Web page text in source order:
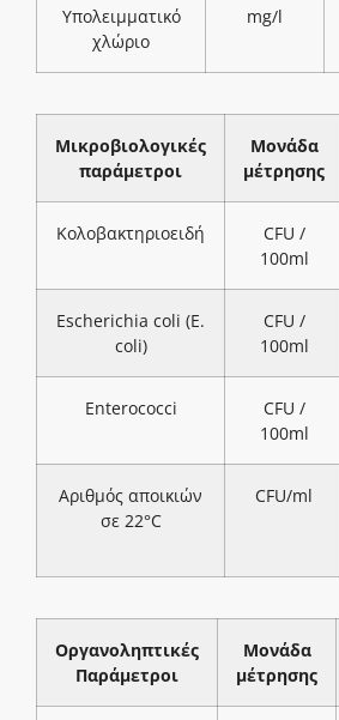
Υπολειμματικό
χλώριο
mg/l
Μικροβιολογικές
παράμετροι
Μονάδα
μέτρησης
Κολοβακτηριοειδή
CFU /
100ml
Escherichia coli (E.
coli)
CFU /
100ml
Enterococci
CFU /
100ml
Αριθμός αποικιών
σε 22°C
CFU/ml
Οργανοληπτικές
Παράμετροι
Μονάδα
μέτρησης